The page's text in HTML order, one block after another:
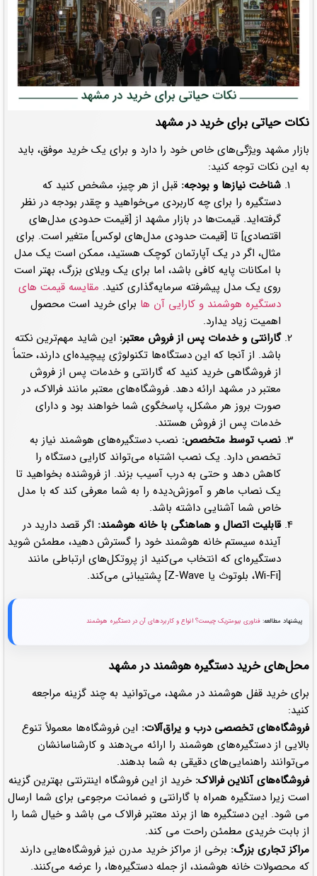
نکات حیاتی برای خرید در مشهد
بازار مشهد ویژگی‌های خاص خود را دارد و برای یک خرید موفق، باید
به این نکات توجه کنید:
شناخت نیازها و بودجه: قبل از هر چیز، مشخص کنید که
دستگیره را برای چه کاربردی می‌خواهید و چقدر بودجه در نظر
گرفته‌اید. قیمت‌ها در بازار مشهد از [قیمت حدودی مدل‌های
اقتصادی] تا [قیمت حدودی مدل‌های لوکس] متغیر است. برای
مثال، اگر در یک آپارتمان کوچک هستید، ممکن است یک مدل
با امکانات پایه کافی باشد، اما برای یک ویلای بزرگ، بهتر است
روی یک مدل پیشرفته سرمایه‌گذاری کنید. مقایسه قیمت های
دستگیره هوشمند و کارایی آن ها برای خرید است محصول
اهمیت زیاد یدارد.
گارانتی و خدمات پس از فروش معتبر: این شاید مهم‌ترین نکته
باشد. از آنجا که این دستگاه‌ها تکنولوژی پیچیده‌ای دارند، حتماً
از فروشگاهی خرید کنید که گارانتی و خدمات پس از فروش
معتبر در مشهد ارائه دهد. فروشگاه‌های معتبر مانند فرالاک، در
صورت بروز هر مشکل، پاسخگوی شما خواهند بود و دارای
خدمات پس از فروش هستند.
نصب توسط متخصص: نصب دستگیره‌های هوشمند نیاز به
تخصص دارد. یک نصب اشتباه می‌تواند کارایی دستگاه را
کاهش دهد و حتی به درب آسیب بزند. از فروشنده بخواهید تا
یک نصاب ماهر و آموزش‌دیده را به شما معرفی کند که با مدل
خاص شما آشنایی داشته باشد.
قابلیت اتصال و هماهنگی با خانه هوشمند: اگر قصد دارید در
آینده سیستم خانه هوشمند خود را گسترش دهید، مطمئن شوید
دستگیره‌ای که انتخاب می‌کنید از پروتکل‌های ارتباطی مانند
[Wi-Fi، بلوتوث یا Z-Wave] پشتیبانی می‌کند.
پیشنهاد مطالعه: فناوری بیومتریک چیست؟ انواع و کاربردهای آن در دستگیره هوشمند
محل‌های خرید دستگیره هوشمند در مشهد
برای خرید قفل هوشمند در مشهد، می‌توانید به چند گزینه مراجعه
کنید:
فروشگاه‌های تخصصی درب و یراق‌آلات: این فروشگاه‌ها معمولاً تنوع
بالایی از دستگیره‌های هوشمند را ارائه می‌دهند و کارشناسانشان
می‌توانند راهنمایی‌های دقیقی به شما بدهند.
فروشگاه‌های آنلاین فرالاک: خرید از این فروشگاه‌ اینترنتی بهترین گزینه
است زیرا دستگیره همراه با گارانتی و ضمانت مرجوعی برای شما ارسال
می شود. این دستگیره ها از برند معتبر فرالاک می باشد و خیال شما را
از بابت خریدی مطمئن راحت می کند.
مراکز تجاری بزرگ: برخی از مراکز خرید مدرن نیز فروشگاه‌هایی دارند
که محصولات خانه هوشمند، از جمله دستگیره‌ها، را عرضه می‌کنند.